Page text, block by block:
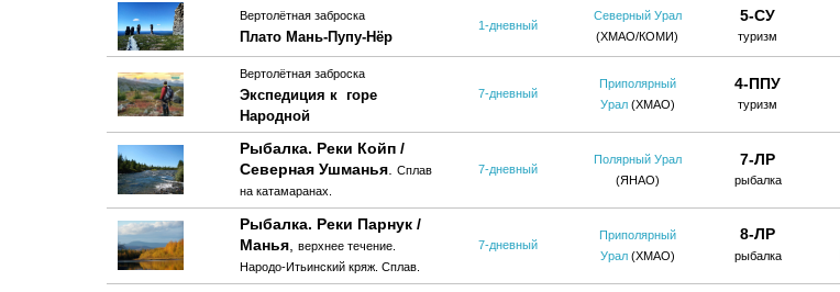
Вертолётная заброска
Плато Мань-Пупу-Нёр
1-дневный
Северный Урал
(ХМАО/КОМИ)
5-СУ
туризм
Вертолётная заброска
Экспедиция к горе
Народной
7-дневный
Приполярный
Урал(ХМАО)
4-ППУ
туризм
Рыбалка. Реки Койп /
Северная Ушманья
Сплав
на катамаранах.
7-дневный
Полярный Урал
(ЯНАО)
7-ЛР
рыбалка
Рыбалка. Реки Парнук /
Манья
верхнее течение.
Народо-Итьинский кряж. Сплав.
7-дневный
Приполярный
Урал(ХМАО)
8-ЛР
рыбалка